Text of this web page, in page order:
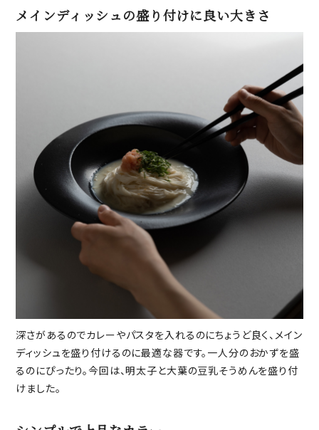
メインディッシュの盛り付けに良い大きさ
深さがあるのでカレーやパスタを入れるのにちょうど良く、メイン
ディッシュを盛り付けるのに最適な器です。一人分のおかずを盛
るのにぴったり。今回は、明太子と大葉の豆乳そうめんを盛り付
けました。